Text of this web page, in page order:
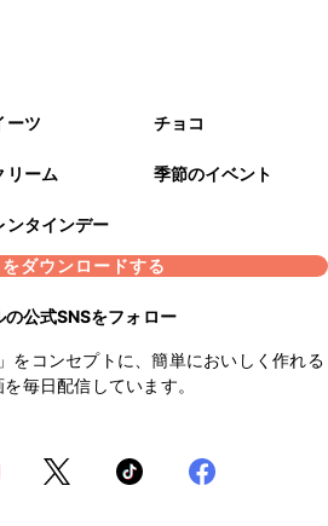
ーツ チョコ
リーム 季節のイベント
ンタインデー
ダウンロードする
の公式SNSをフォロー
をコンセプトに、簡単においしく作れる
毎日配信しています。